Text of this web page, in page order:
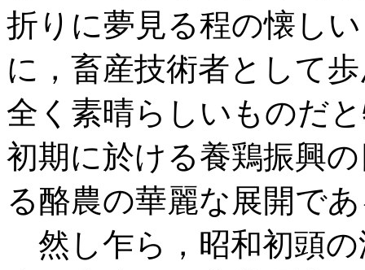
折りに夢見る程の懐し
に，畜産技術者として
全く素晴らしいものだ
初期に於ける養鶏振興
る酪農の華麗な展開で
然し乍ら，昭和初頭の